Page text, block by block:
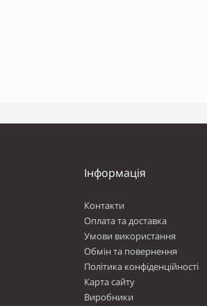
Інформація
Контакти
Оплата та доставка
Умови використання
Обмін та повернення
Політика конфіденційності
Карта сайту
Виробники